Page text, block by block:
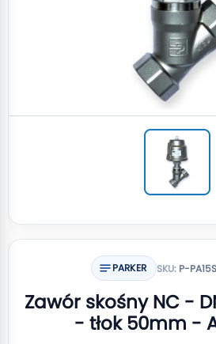
PARKER SKU: P-
Zawór skośny NC -
- tłok 50mm -